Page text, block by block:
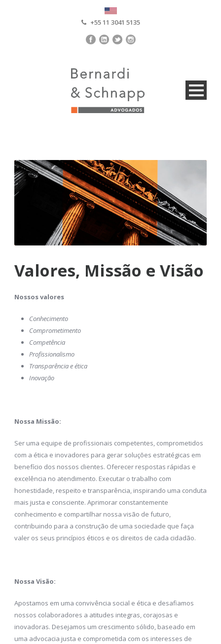
+55 11 3041 5135
Valores, Missão e Visão
Nossos valores
Conhecimento
Comprometimento
Competência
Profissionalismo
Transparência e ética
Inovação
Nossa Missão:
Ser uma equipe de profissionais competentes, comprometidos
com a ética e inovadores para gerar soluções estratégicas em
benefício dos nossos clientes. Oferecer respostas rápidas e
excelência no atendimento. Executar o trabalho com
honestidade, respeito e transparência, inspirando uma conduta
mais justa e consciente. Aprimorar constantemente
conhecimento e compartilhar nossa visão de futuro,
contribuindo para a construção de uma sociedade que faça
valer os seus princípios éticos e os direitos de cada cidadão.
Nossa Visão:
Apostamos em uma convivência social e ética e desafiamos
nossos colaboradores a atitudes integras, corajosas e
inovadoras. Desejamos um crescimento sólido, baseado em
uma advocacia justa e comprometida com os interesses de